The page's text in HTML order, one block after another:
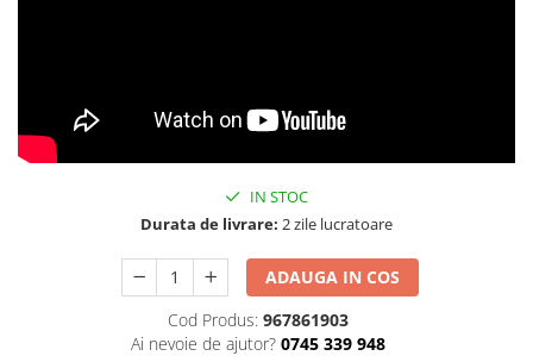
IN STOC
Durata de livrare: 2 zile lucratoare
ADAUGA IN COS
Cod Produs: 967861903
Ai nevoie de ajutor? 0745 339 948